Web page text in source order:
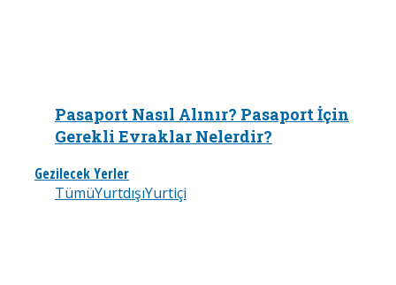
Pasaport Nasıl Alınır? Pasaport İçin
Gerekli Evraklar Nelerdir?
Gezilecek Yerler
TümüYurtdışıYurtiçi